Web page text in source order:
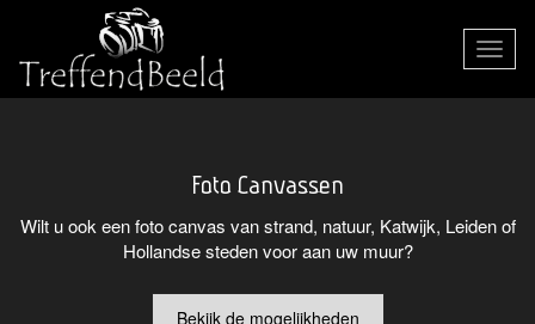
Toggle
Foto Canvassen
Wilt u ook een foto canvas van strand, natuur, Katwijk, Leiden of
Hollandse steden voor aan uw muur?
Bekijk de mogelijkheden